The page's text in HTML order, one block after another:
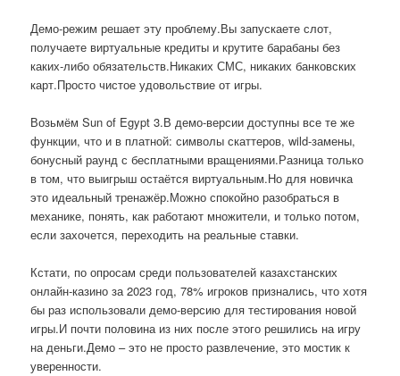
Демо-режим решает эту проблему.Вы запускаете слот,
получаете виртуальные кредиты и крутите барабаны без
каких-либо обязательств.Никаких СМС, никаких банковских
карт.Просто чистое удовольствие от игры.
Возьмём Sun of Egypt 3.В демо-версии доступны все те же
функции, что и в платной: символы скаттеров, wild-замены,
бонусный раунд с бесплатными вращениями.Разница только
в том, что выигрыш остаётся виртуальным.Но для новичка
это идеальный тренажёр.Можно спокойно разобраться в
механике, понять, как работают множители, и только потом,
если захочется, переходить на реальные ставки.
Кстати, по опросам среди пользователей казахстанских
онлайн-казино за 2023 год, 78% игроков признались, что хотя
бы раз использовали демо-версию для тестирования новой
игры.И почти половина из них после этого решились на игру
на деньги.Демо – это не просто развлечение, это мостик к
уверенности.